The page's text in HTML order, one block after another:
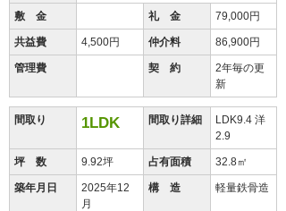
敷 金 礼 金 79,000円
共益費 4,500円 仲介料 86,900円
管理費 契 約
2年毎の更
新
間取り 1LDK 間取り詳細
LDK9.4 洋
2.9
坪 数 9.92坪 占有面積 32.8㎡
築年月日
2025年12
月
構 造 軽量鉄骨造